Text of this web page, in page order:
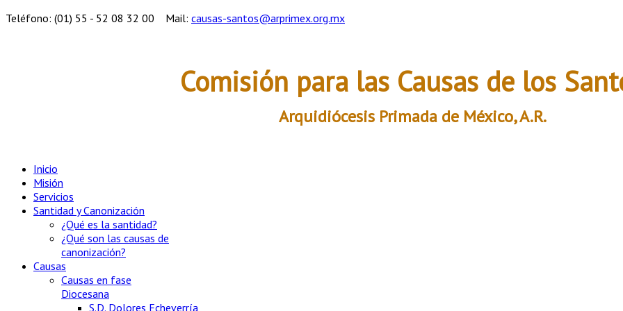
Teléfono: (01) 55 - 52 08 32 00 Mail: causas-santos@arprimex.org.mx
Comisión para las Causas de los
Arquidiócesis Primada de México, A.R.
Inicio
Misión
Servicios
Santidad y Canonización
¿Qué es la santidad?
¿Qué son las causas de
canonización?
Causas
Causas en fase
Diocesana
S.D. Dolores Echeverría